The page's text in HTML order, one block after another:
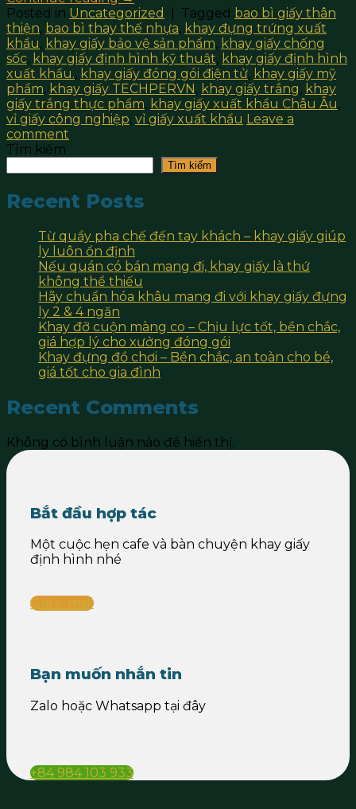
Posted in Uncategorized Tagged bao bì giấy thân
thiện, bao bì thay thế nhựa, khay đựng trứng xuất
khẩu, khay giấy bảo vệ sản phẩm, khay giấy chống
sốc, khay giấy định hình kỹ thuật, khay giấy định hình
xuất khẩu., khay giấy đóng gói điện tử, khay giấy mỹ
phẩm, khay giấy TECHPERVN , khay giấy trắng, khay
giấy trắng thực phẩm, khay giấy xuất khẩu Châu Âu,
vỉ giấy công nghiệp, vỉ giấy xuất khẩu Leave a
comment
Tìm kiếm
Tìm kiếm
Recent Posts
Từ quầy pha chế đến tay khách – khay giấy giúp
ly luôn ổn định
Nếu quán có bán mang đi, khay giấy là thứ
không thể thiếu
Hãy chuẩn hóa khâu mang đi với khay giấy đựng
ly 2 & 4 ngăn
Khay đỡ cuộn màng co – Chịu lực tốt, bền chắc,
giá hợp lý cho xưởng đóng gói
Khay đựng đồ chơi – Bền chắc, an toàn cho bé,
giá tốt cho gia đình
Recent Comments
Không có bình luận nào để hiển thị.
Bắt đầu hợp tác
Một cuộc hẹn cafe và bàn chuyện khay giấy
định hình nhé
Gửi e-mail
Bạn muốn nhắn tin
Zalo hoặc Whatsapp tại đây
+84 984 103 933